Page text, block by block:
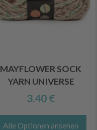
MAYFLOWER SOCK
YARN UNIVERSE
3.40 €
Alle Optionen ansehen